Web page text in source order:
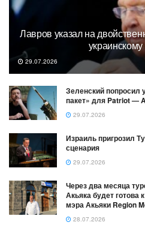
Лавров указал на
29.07.2026
Зеленский попросил
пакет» для Patriot —
29.07.2026
Израиль пригрозил
сценария
29.07.2026
Через два месяца
Акьяка будет готова
мэра Акьяки Region
28.07.2026